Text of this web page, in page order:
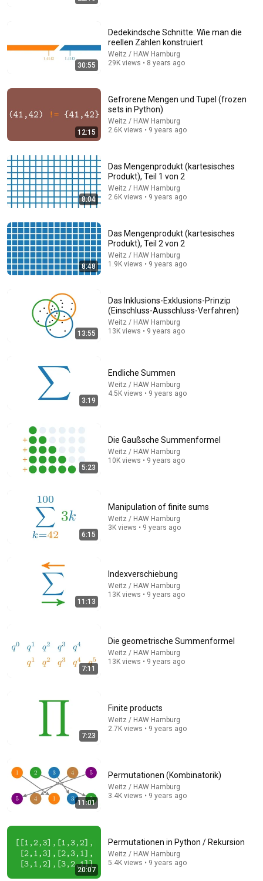
24:49
OpenAIs KI hat 10 offene Matheprobleme gelöst
New 63K views
David Kriesel: Traue keinem Scan, den du nicht selbst
gefälscht hast
media.ccc.de • 7M views
The Mathematicians' Dispute (A Brief History of
Mathematics 4)
Weitz / HAW Hamburg
Auto-dubbed
Was Ihr über Sonnencreme wisst, ist falsch (und ich
MAITHINK X • 1.2M views
30:55
Dedekindsche Schnitte: Wie man die
reellen Zahlen konstruiert
Weitz / HAW Hamburg
29K views • 8 years ago
12:15
Gefrorene Mengen und Tupel (frozen
sets in Python)
Weitz / HAW Hamburg
2.6K views • 9 years ago
8:04
Das Mengenprodukt (kartesisches
Produkt), Teil 1 von 2
Weitz / HAW Hamburg
2.6K views • 9 years ago
8:48
Das Mengenprodukt (kartesisches
Produkt), Teil 2 von 2
Weitz / HAW Hamburg
1.9K views • 9 years ago
13:55
Das Inklusions-Exklusions-Prinzip
(Einschluss-Ausschluss-Verfahren)
Weitz / HAW Hamburg
13K views • 9 years ago
3:19
Endliche Summen
Weitz / HAW Hamburg
4.5K views • 9 years ago
5:23
Die Gaußsche Summenformel
Weitz / HAW Hamburg
10K views • 9 years ago
6:15
Manipulation of finite sums
Weitz / HAW Hamburg
3K views • 9 years ago
11:13
Indexverschiebung
Weitz / HAW Hamburg
13K views • 9 years ago
7:11
Die geometrische Summenformel
Weitz / HAW Hamburg
13K views • 9 years ago
7:23
Finite products
Weitz / HAW Hamburg
2.7K views • 9 years ago
11:01
Permutationen (Kombinatorik)
Weitz / HAW Hamburg
3.4K views • 9 years ago
20:07
Permutationen in Python / Rekursion
Weitz / HAW Hamburg
5.4K views • 9 years ago